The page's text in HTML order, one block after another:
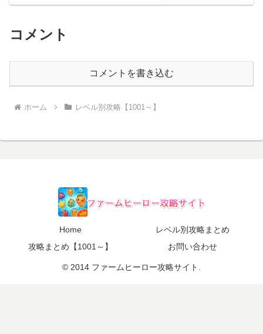
コメント
コメントを書き込む
ホーム レベル別攻略【1001～】
Home
レベル別攻略まとめ
攻略まとめ【1001～】
お問い合わせ
© 2014 ファームヒーロー攻略サイト.